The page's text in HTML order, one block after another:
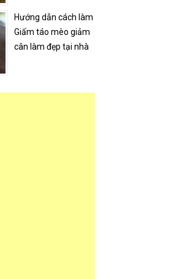
Hướng dẫn cách làm
Giấm táo mèo giảm
cân làm đẹp tại nhà